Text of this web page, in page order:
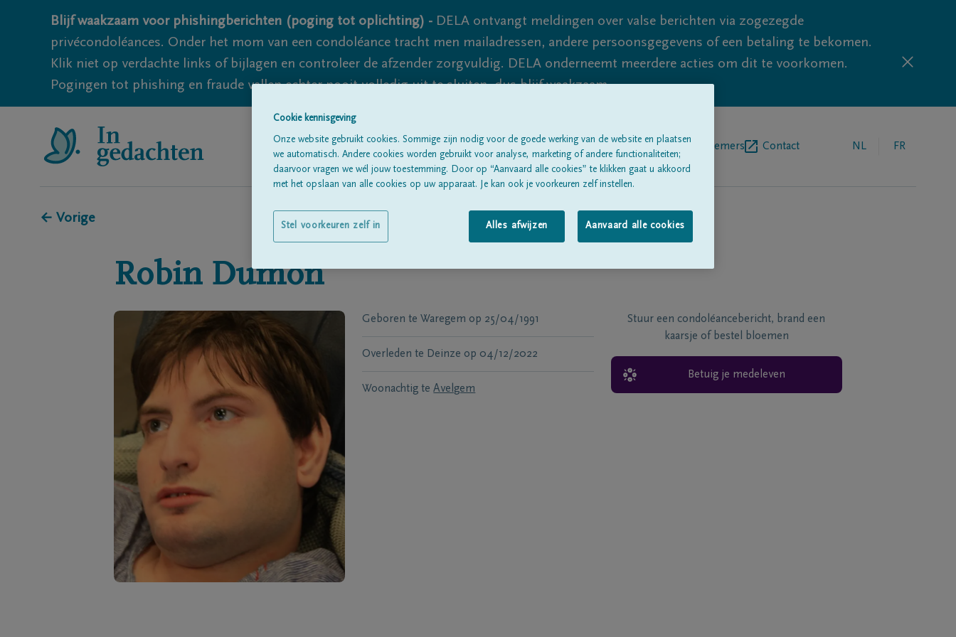
Blijf waakzaam voor phishingberichten (poging tot oplichting) - DELA ontvangt meldingen over valse berichten via zogezegde
privécondoléances. Onder het mom van een condoléance tracht men mailadressen, andere persoonsgegevens of een betaling te bekomen.
Klik niet op verdachte links of bijlagen en controleer de afzender zorgvuldig. DELA onderneemt meerdere acties om dit te voorkomen.
Pogingen tot phishing en fraude vallen echter nooit volledig uit te sluiten, dus blijf waakzaam.
Alle rouwberichten Begrafenisondernemers Contact NL FR
← Vorige
Robin Dumon
Geboren te Waregem op 25/04/1991
Overleden te Deinze op 04/12/2022
Woonachtig te Avelgem
Stuur een condoléancebericht, brand een
kaarsje of bestel bloemen
Betuig je medeleven
Cookie kennisgeving
Onze website gebruikt cookies. Sommige zijn nodig voor de goede werking van de website en plaatsen
we automatisch. Andere cookies worden gebruikt voor analyse, marketing of andere functionaliteiten;
daarvoor vragen we wél jouw toestemming. Door op “Aanvaard alle cookies” te klikken gaat u akkoord
met het opslaan van alle cookies op uw apparaat. Je kan ook je voorkeuren zelf instellen.
Alles afwijzen Aanvaard alle cookies
Stel voorkeuren zelf in